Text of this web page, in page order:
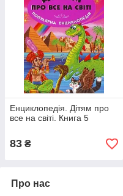
Енциклопедія. Дітям про
все на світі. Книга 5
83 ₴
Про нас